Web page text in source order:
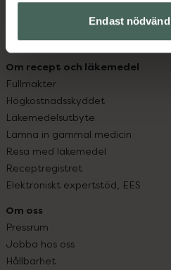
Endast
Sajtens tillgänglighet
Köpvillkor
Om recept och läkemedel
Fullmakter
Högkostnadsskyddet
Läkemedelsutbyte
Lämna in gammal medicin
Resa med läkemedel
Receptregistret
Elektroniskt expertstöd, EES
Om oss
Pressrum
Jobba hos oss
Hållbarhet